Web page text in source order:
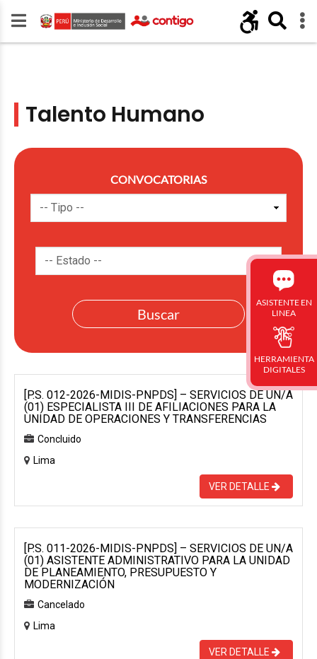
Talento Humano
CONVOCATORIAS
[P.S. 012-2026-MIDIS-PNPDS] – SERVICIOS DE UN/A
(01) ESPECIALISTA III DE AFILIACIONES PARA LA
UNIDAD DE OPERACIONES Y TRANSFERENCIAS
Concluido
Lima
VER DETALLE
[P.S. 011-2026-MIDIS-PNPDS] – SERVICIOS DE UN/A
(01) ASISTENTE ADMINISTRATIVO PARA LA UNIDAD
DE PLANEAMIENTO, PRESUPUESTO Y
MODERNIZACIÓN
Cancelado
Lima
VER DETALLE
ASISTENTE EN
LINEA
HERRAMIENTA
DIGITALES